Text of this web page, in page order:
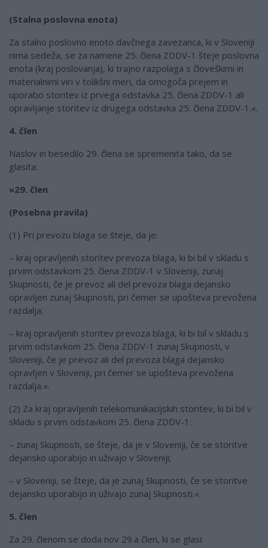
(Stalna poslovna enota)
Za stalno poslovno enoto davčnega zavezanca, ki v Sloveniji
nima sedeža, se za namene 25. člena ZDDV-1 šteje poslovna
enota (kraj poslovanja), ki trajno razpolaga s človeškimi in
materialnimi viri v tolikšni meri, da omogoča prejem in
uporabo storitev iz prvega odstavka 25. člena ZDDV-1 ali
opravljanje storitev iz drugega odstavka 25. člena ZDDV-1.«.
4. člen
Naslov in besedilo 29. člena se spremenita tako, da se
glasita:
»29. člen
(Posebna pravila)
(1) Pri prevozu blaga se šteje, da je:
– kraj opravljenih storitev prevoza blaga, ki bi bil v skladu s
prvim odstavkom 25. člena ZDDV-1 v Sloveniji, zunaj
Skupnosti, če je prevoz ali del prevoza blaga dejansko
opravljen zunaj Skupnosti, pri čemer se upošteva prevožena
razdalja;
– kraj opravljenih storitev prevoza blaga, ki bi bil v skladu s
prvim odstavkom 25. člena ZDDV-1 zunaj Skupnosti, v
Sloveniji, če je prevoz ali del prevoza blaga dejansko
opravljen v Sloveniji, pri čemer se upošteva prevožena
razdalja.«.
(2) Za kraj opravljenih telekomunikacijskih storitev, ki bi bil v
skladu s prvim odstavkom 25. člena ZDDV-1:
– zunaj Skupnosti, se šteje, da je v Sloveniji, če se storitve
dejansko uporabijo in uživajo v Sloveniji;
– v Sloveniji, se šteje, da je zunaj Skupnosti, če se storitve
dejansko uporabijo in uživajo zunaj Skupnosti.«.
5. člen
Za 29. členom se doda nov 29.a člen, ki se glasi: